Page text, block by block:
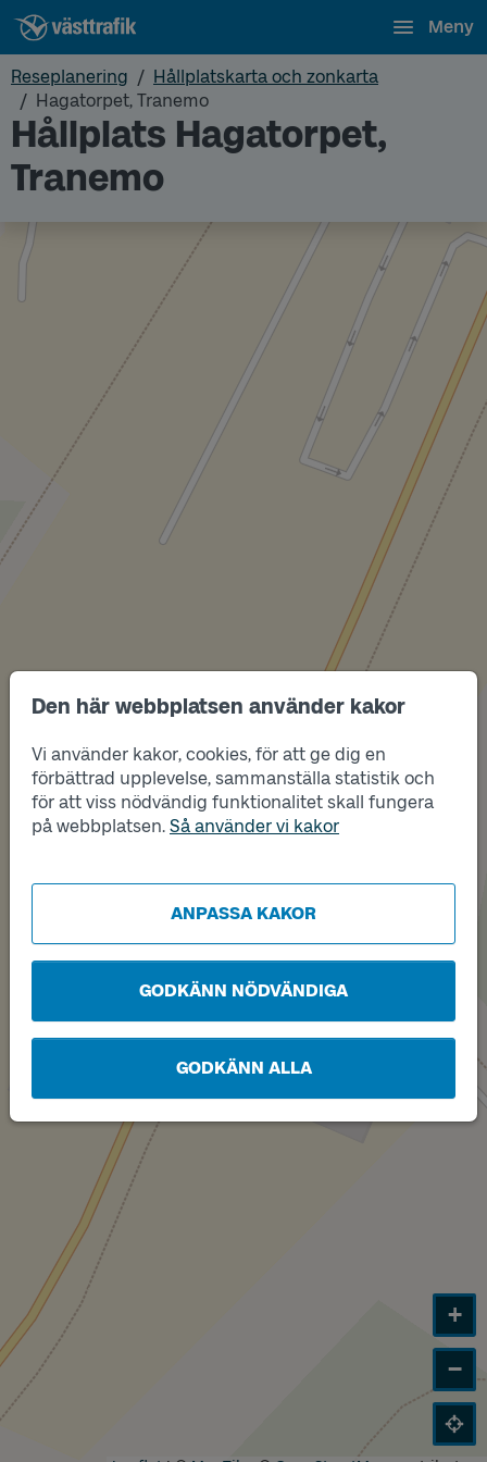
Den här webbplatsen använder kakor
Vi använder kakor, cookies, för att ge dig en
förbättrad upplevelse, sammanställa statistik och
för att viss nödvändig funktionalitet skall fungera
på webbplatsen. Så använder vi kakor
ANPASSA KAKOR
GODKÄNN NÖDVÄNDIGA
GODKÄNN ALLA
Meny
Reseplanering
Hållplatskarta och zonkarta
Hagatorpet, Tranemo
Hållplats Hagatorpet,
Tranemo
A
+
−